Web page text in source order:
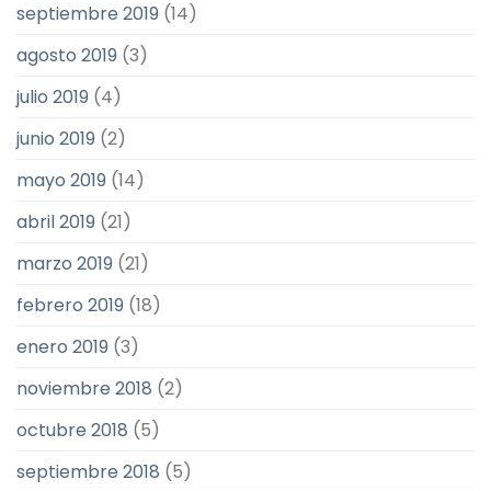
septiembre 2019 (14)
agosto 2019 (3)
julio 2019 (4)
junio 2019 (2)
mayo 2019 (14)
abril 2019 (21)
marzo 2019 (21)
febrero 2019 (18)
enero 2019 (3)
noviembre 2018 (2)
octubre 2018 (5)
septiembre 2018 (5)